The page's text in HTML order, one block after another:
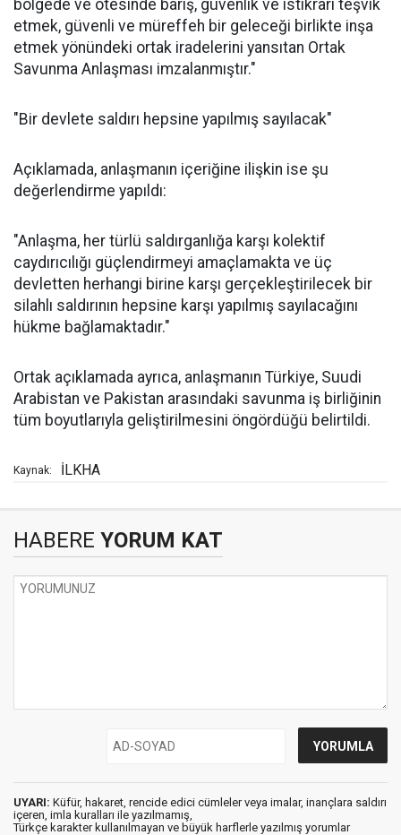
bölgede ve ötesinde barış, güvenlik ve istikrarı teşvik
etmek, güvenli ve müreffeh bir geleceği birlikte inşa
etmek yönündeki ortak iradelerini yansıtan Ortak
Savunma Anlaşması imzalanmıştır."
"Bir devlete saldırı hepsine yapılmış sayılacak"
Açıklamada, anlaşmanın içeriğine ilişkin ise şu
değerlendirme yapıldı:
"Anlaşma, her türlü saldırganlığa karşı kolektif
caydırıcılığı güçlendirmeyi amaçlamakta ve üç
devletten herhangi birine karşı gerçekleştirilecek bir
silahlı saldırının hepsine karşı yapılmış sayılacağını
hükme bağlamaktadır."
Ortak açıklamada ayrıca, anlaşmanın Türkiye, Suudi
Arabistan ve Pakistan arasındaki savunma iş birliğinin
tüm boyutlarıyla geliştirilmesini öngördüğü belirtildi.
Kaynak: İLKHA
HABERE YORUM KAT
UYARI: Küfür, hakaret, rencide edici cümleler veya imalar, inançlara saldırı
içeren, imla kuralları ile yazılmamış,
Türkçe karakter kullanılmayan ve büyük harflerle yazılmış yorumlar